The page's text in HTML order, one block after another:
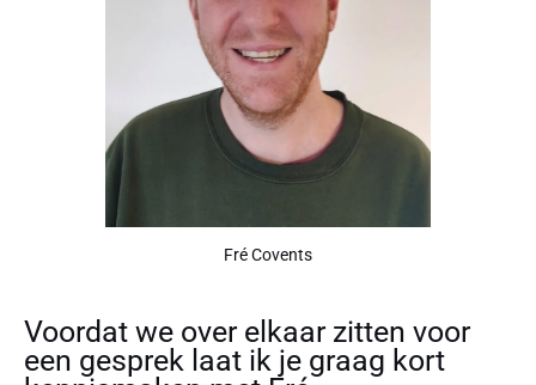
Fré Covents
Voordat we over elkaar zitten voor
een gesprek laat ik je graag kort